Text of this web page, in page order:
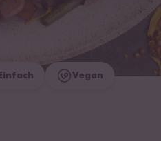
Einfach Vegan